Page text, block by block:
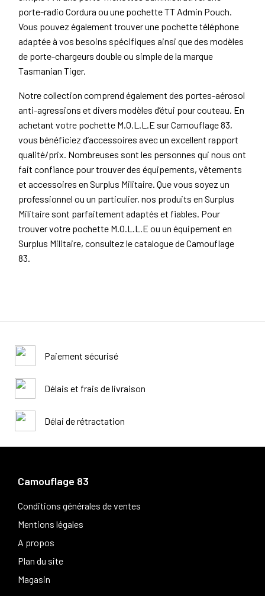
porte-radio Cordura ou une pochette TT Admin Pouch.
Vous pouvez également trouver une pochette téléphone
adaptée à vos besoins spécifiques ainsi que des modèles
de porte-chargeurs double ou simple de la marque
Tasmanian Tiger.
Notre collection comprend également des portes-aérosol
anti-agressions et divers modèles d’étui pour couteau. En
achetant votre pochette M.O.L.L.E sur Camouflage 83,
vous bénéficiez d’accessoires avec un excellent rapport
qualité/prix. Nombreuses sont les personnes qui nous ont
fait confiance pour trouver des équipements, vêtements
et accessoires en Surplus Militaire. Que vous soyez un
professionnel ou un particulier, nos produits en Surplus
Militaire sont parfaitement adaptés et fiables. Pour
trouver votre pochette M.O.L.L.E ou un équipement en
Surplus Militaire, consultez le catalogue de Camouflage
83.
Paiement sécurisé
Délais et frais de livraison
Délai de rétractation
Camouflage 83
Conditions générales de ventes
Mentions légales
A propos
Plan du site
Magasin